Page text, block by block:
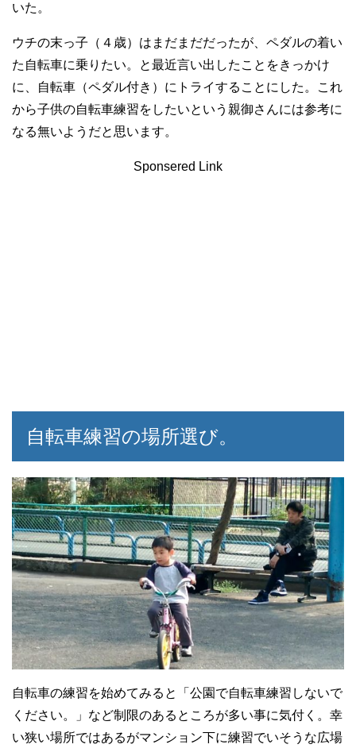
いた。
ウチの末っ子（４歳）はまだまだだったが、ペダルの着い
た自転車に乗りたい。と最近言い出したことをきっかけ
に、自転車（ペダル付き）にトライすることにした。これ
から子供の自転車練習をしたいという親御さんには参考に
なる無いようだと思います。
Sponsered Link
自転車練習の場所選び。
自転車の練習を始めてみると「公園で自転車練習しないで
ください。」など制限のあるところが多い事に気付く。幸
い狭い場所ではあるがマンション下に練習でいそうな広場